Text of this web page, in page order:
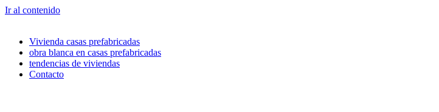
Ir al contenido
Vivienda casas prefabricadas
obra blanca en casas prefabricadas
tendencias de viviendas
Contacto